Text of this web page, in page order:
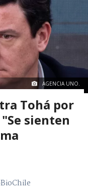
AGENCIA UNO.
Tohá por
sienten